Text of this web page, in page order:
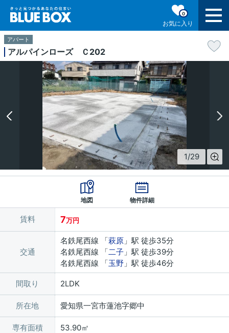
お気に入り
0
アパート
アルパインローズ Ｃ202
1/29
地図 物件詳細
賃料 7万円
交通
名鉄尾西線 「萩原 」駅 徒歩35分
名鉄尾西線 「二子 」駅 徒歩39分
名鉄尾西線 「玉野 」駅 徒歩46分
間取り 2LDK
所在地 愛知県一宮市蓮池字郷中
専有面積 53.90㎡